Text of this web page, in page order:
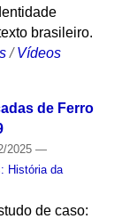
brasileiro.
/Vídeos
de Ferro
2025 —
História da
de caso: